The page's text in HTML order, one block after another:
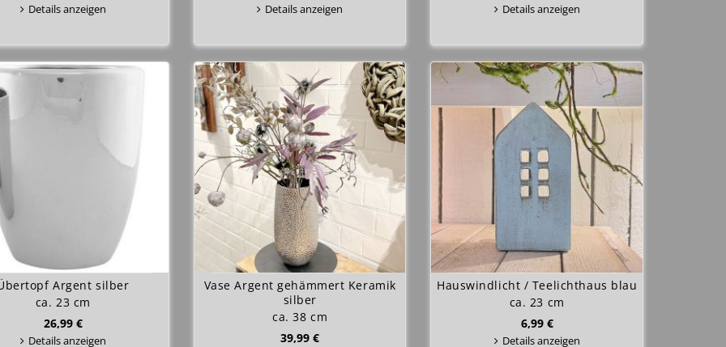
Details anzeigen Details anzeigen Details anzeigen
Argent silber
ca. 23 cm
26,99 €
Details anzeigen
Vase Argent gehämmert Keramik
silber
ca. 38 cm
39,99 €
Hauswindlicht / Teelichthaus blau
ca. 23 cm
6,99 €
Details anzeigen